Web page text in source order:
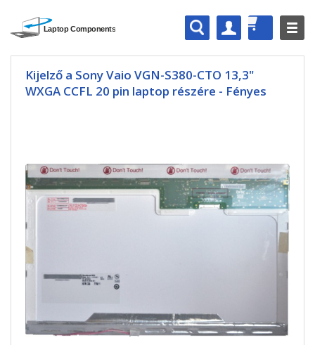
Kijelző a Sony Vaio VGN-S380-CTO 13,3"
WXGA CCFL 20 pin laptop részére - Fényes